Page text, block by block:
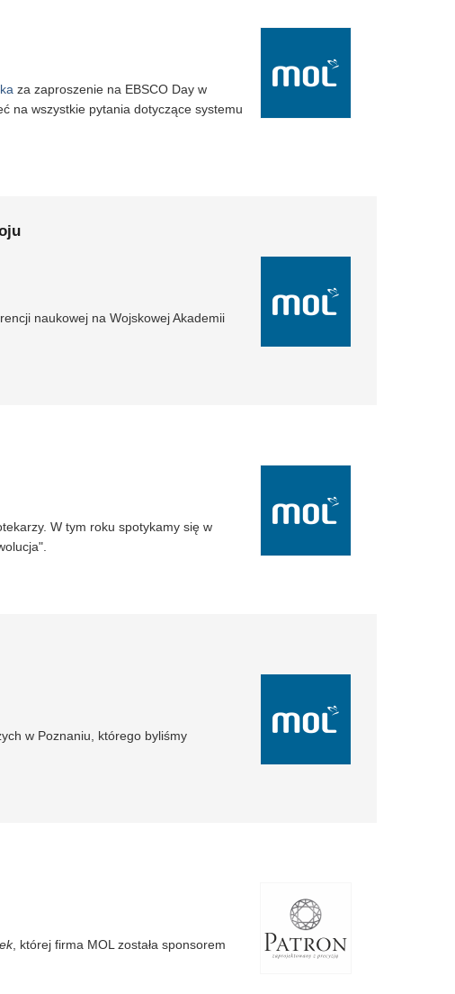
za zaproszenie na EBSCO Day w
na wszystkie pytania dotyczące systemu
naukowej na Wojskowej Akademii
W tym roku spotykamy się w
w Poznaniu, którego byliśmy
, której firma MOL została sponsorem